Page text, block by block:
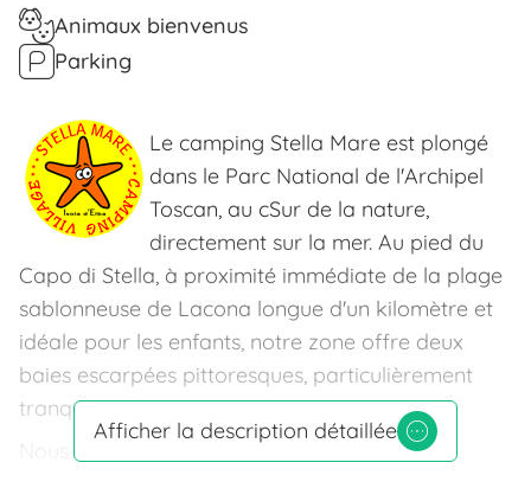
Animaux bienvenus
Parking
Le camping Stella Mare est plongé
dans le Parc National de l'Archipel
Toscan, au cSur de la nature,
directement sur la mer. Au pied du
Capo di Stella, à proximité immédiate de la plage
sablonneuse de Lacona longue d'un kilomètre et
idéale pour les enfants, notre zone offre deux
baies escarpées pittoresques, particulièrement
tranquilles.
Nous vous offrons pendant toute la saison la
Afficher la description détaillée